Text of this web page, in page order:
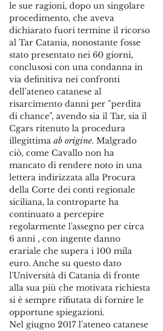
le sue ragioni, dopo un singolare
procedimento, che aveva
dichiarato fuori termine il ricorso
al Tar Catania, nonostante fosse
stato presentato nei 60 giorni,
conclusosi con una condanna in
via definitiva nei confronti
dell’ateneo catanese al
risarcimento danni per "perdita
di chance", avendo sia il Tar, sia il
Cgars ritenuto la procedura
illegittima ab origine. Malgrado
ciò, come Cavallo non ha
mancato di rendere noto in una
lettera indirizzata alla Procura
della Corte dei conti regionale
siciliana, la controparte ha
continuato a percepire
regolarmente l'assegno per circa
6 anni , con ingente danno
erariale che supera i 100 mila
euro. Anche su questo dato
l'Università di Catania di fronte
alla sua più che motivata richiesta
si è sempre rifiutata di fornire le
opportune spiegazioni.
Nel giugno 2017 l’ateneo catanese